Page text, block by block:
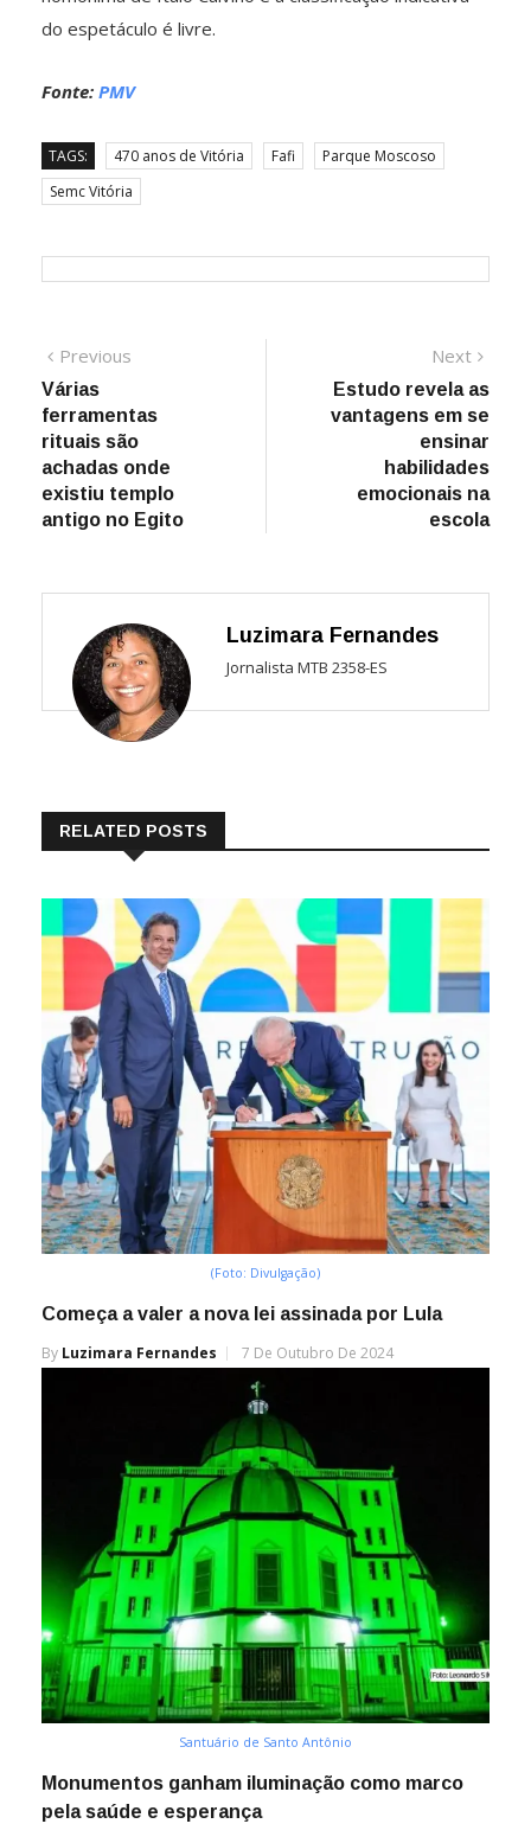
do espetáculo é livre.
Fonte: PMV
TAGS: 470 anos de Vitória Fafi
Parque Moscoso
Semc Vitória
Navegação
de
Post
Previous
Várias
ferramentas
rituais são
achadas onde
existiu templo
antigo no Egito
Next
post:
Estudo revela as
vantagens em se
ensinar
habilidades
emocionais na
escola
Luzimara Fernandes
Jornalista MTB 2358-ES
RELATED POSTS
(Foto: Divulgação)
Começa a valer a nova lei assinada por Lula
By Luzimara Fernandes 7 De Outubro De 2024
Santuário de Santo Antônio
Monumentos ganham iluminação como marco
pela saúde e esperança